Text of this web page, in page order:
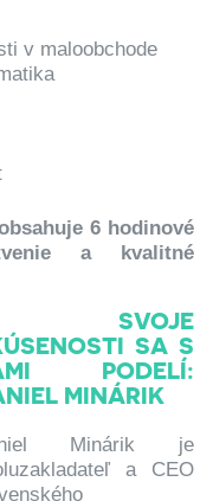
v maloobchode
6 hodinové
a kvalitné
SVOJE
SA S
PODELÍ:
MINÁRIK
Minárik je
a CEO